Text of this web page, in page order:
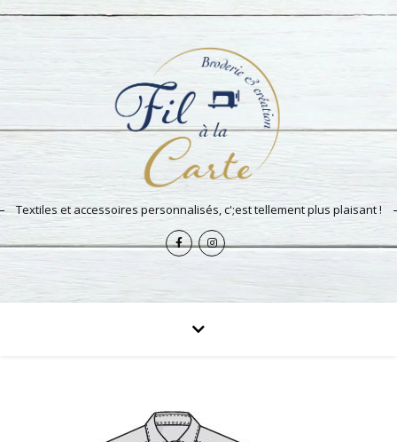
Textiles et accessoires personnalisés, c';est tellement plus plaisant !